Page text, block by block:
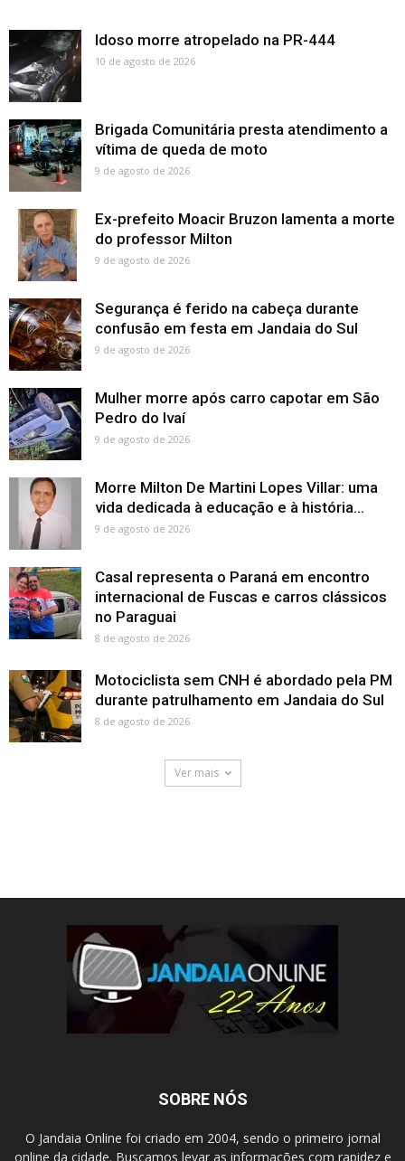
Idoso morre atropelado na PR-444
10 de agosto de 2026
Brigada Comunitária presta atendimento a
vítima de queda de moto
9 de agosto de 2026
Ex-prefeito Moacir Bruzon lamenta a morte
do professor Milton
9 de agosto de 2026
Segurança é ferido na cabeça durante
confusão em festa em Jandaia do Sul
9 de agosto de 2026
Mulher morre após carro capotar em São
Pedro do Ivaí
9 de agosto de 2026
Morre Milton De Martini Lopes Villar: uma
vida dedicada à educação e à história...
9 de agosto de 2026
Casal representa o Paraná em encontro
internacional de Fuscas e carros clássicos
no Paraguai
8 de agosto de 2026
Motociclista sem CNH é abordado pela PM
durante patrulhamento em Jandaia do Sul
8 de agosto de 2026
Ver mais
SOBRE NÓS
O Jandaia Online foi criado em 2004, sendo o primeiro jornal
online da cidade. Buscamos levar as informações com rapidez e